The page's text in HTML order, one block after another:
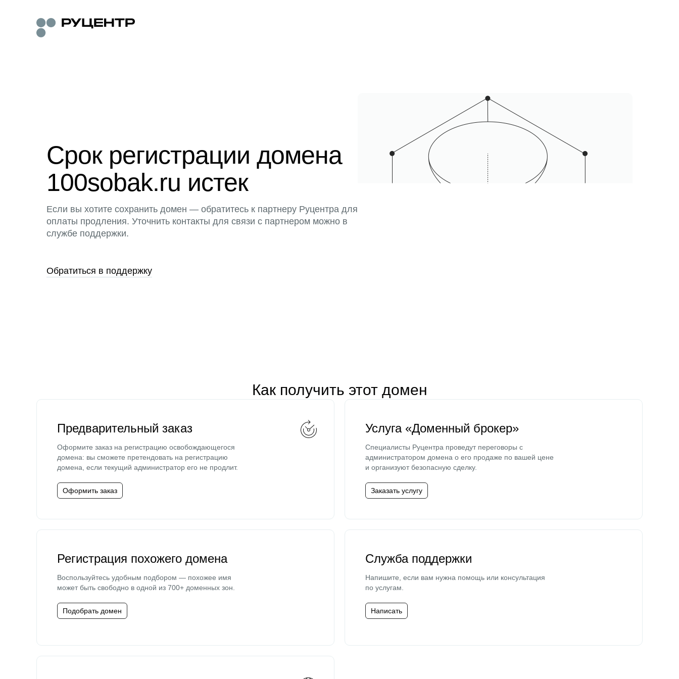
Срок регистрации домена
100sobak.ru истек
Если вы хотите сохранить домен — обратитесь к партнеру Руцентра для
оплаты продления. Уточнить контакты для связи с партнером можно в
службе поддержки.
Обратиться в поддержку
Как получить этот домен
Предварительный заказ
Оформите заказ на регистрацию освобождающегося
домена: вы сможете претендовать на регистрацию
домена, если текущий администратор его не продлит.
Оформить заказ
Услуга «Доменный брокер»
Специалисты Руцентра проведут переговоры с
администратором домена о его продаже по вашей цене
и организуют безопасную сделку.
Заказать услугу
Регистрация похожего домена
Воспользуйтесь удобным подбором — похожее имя
может быть свободно в одной из 700+ доменных зон.
Подобрать домен
Служба поддержки
Напишите, если вам нужна помощь или консультация
по услугам.
Написать